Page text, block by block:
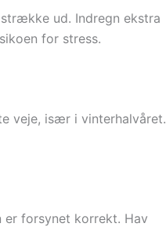
ud. Indregn ekstra
for stress.
veje, især i vinterhalvåret.
forsynet korrekt. Hav